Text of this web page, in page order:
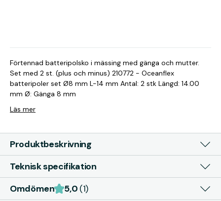
Förtennad batteripolsko i mässing med gänga och mutter.
Set med 2 st. (plus och minus) 210772 - Oceanflex
batteripoler set Ø8 mm L-14 mm Antal: 2 stk Längd: 14.00
mm Ø: Gänga 8 mm
Läs mer
Produktbeskrivning
Teknisk specifikation
Omdömen
5,0 (1)